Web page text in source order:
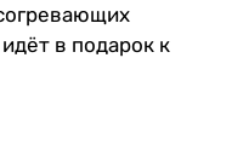
идёт в подарок к